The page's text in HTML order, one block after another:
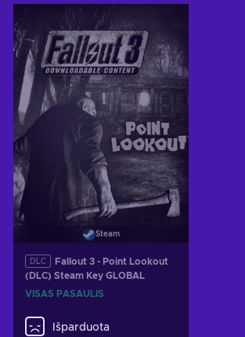
Steam
DLC
Fallout 3 - Point Lookout
(DLC) Steam Key GLOBAL
VISAS PASAULIS
Išparduota